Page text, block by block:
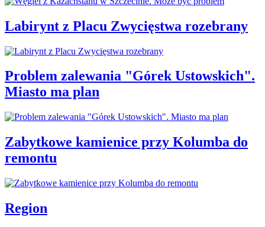
Labirynt z Placu Zwycięstwa rozebrany
Problem zalewania "Górek Ustowskich".
Miasto ma plan
Zabytkowe kamienice przy Kolumba do
remontu
Region